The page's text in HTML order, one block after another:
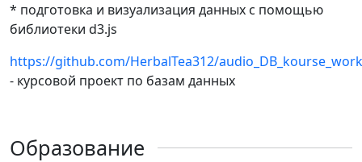
* подготовка и визуализация данных с помощью
библиотеки d3.js
https://github.com/HerbalTea312/
- курсовой проект по базам данных
Образование